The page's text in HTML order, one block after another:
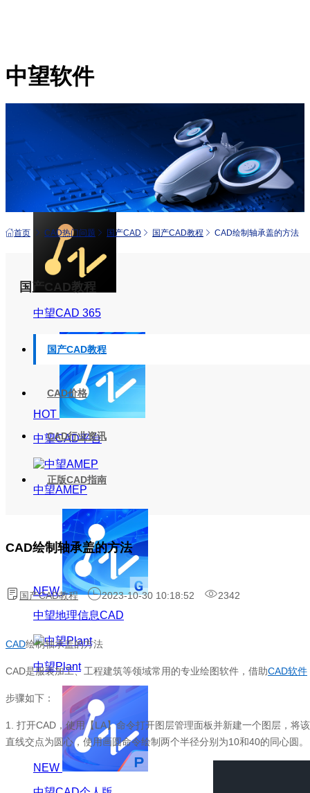
中望软件
中望CAD+
从工具到平台 打造行业解决方案
中望CAD 365
HOT
中望CAD平台
中望AMEP
NEW
中望地理信息CAD
中望Plant
NEW
首页 CAD热门问题 国产CAD 国产CAD教程 CAD绘制轴承盖的方法
国产CAD教程
国产CAD教程
CAD价格
CAD行业资讯
正版CAD指南
CAD绘制轴承盖的方法
国产CAD教程 2023-10-30 10:18:52 2342
CAD绘制轴承盖的方法
CAD是服装加工、工程建筑等领域常用的专业绘图软件，借助CAD软件
步骤如下：
1. 打开CAD，使用【LA】命令打开图层管理面板并新建一个图层，将
直线交点为圆心，使用画圆命令绘制两个半径分别为10和40的同心圆。